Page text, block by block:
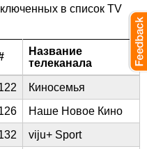
в список TV
Название
телеканала
Киносемья
Наше Новое Кино
viju+ Sport